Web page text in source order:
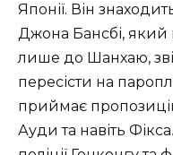
Японії. Він
Джона Бансбі, який
лише до Шанхаю,
пересісти на
приймає
Ауди та навіть